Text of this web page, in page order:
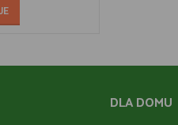
DLA DOMU